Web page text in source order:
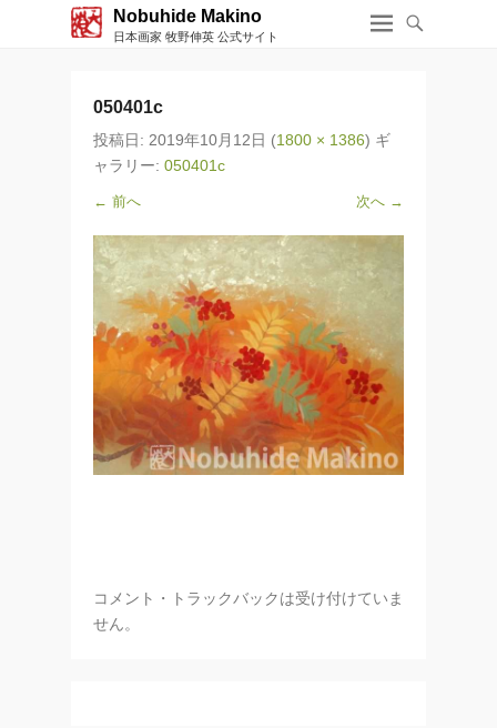
Nobuhide Makino
日本画家 牧野伸英 公式サイト
050401c
投稿日: 2019年10月12日 (1800 × 1386) ギ
ャラリー: 050401c
← 前へ 次へ →
コメント・トラックバックは受け付けていま
せん。